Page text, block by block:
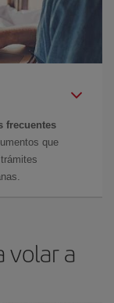
frecuentes
que
volar a